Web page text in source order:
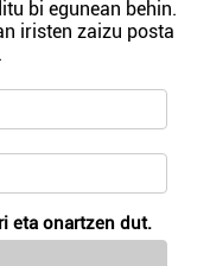
bi egunean behin.
iristen zaizu posta
eta onartzen dut.